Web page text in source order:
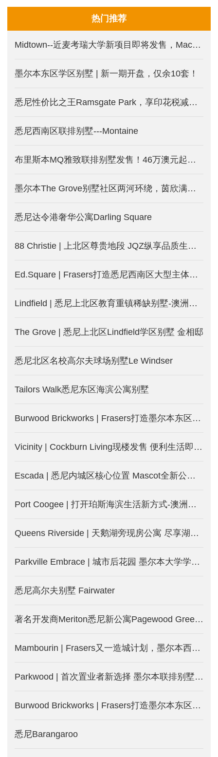
热门推荐
Midtown--近麦考瑞大学新项目即将发售，Macquarie Park 印花税减免新盘
墨尔本东区学区别墅 | 新一期开盘，仅余10套！
悉尼性价比之王Ramsgate Park，享印花税减免的三面环水公寓。
悉尼西南区联排别墅---Montaine
布里斯本MQ雅致联排别墅发售！46万澳元起受年轻中产热捧！
墨尔本The Grove别墅社区两河环绕，茵欣满载！全新规划，新一期别墅发售！
悉尼达令港奢华公寓Darling Square
88 Christie | 上北区尊贵地段 JQZ纵享品质生活-澳洲悉尼新楼盘发售中
Ed.Square | Frasers打造悉尼西南区大型主体规划社区
Lindfield | 悉尼上北区教育重镇稀缺别墅-澳洲悉尼新楼盘
The Grove | 悉尼上北区Lindfield学区别墅 金相邸
悉尼北区名校高尔夫球场别墅Le Windser
Tailors Walk悉尼东区海滨公寓别墅
Burwood Brickworks | Frasers打造墨尔本东区Burwood城中城-墨尔本新楼盘发售
Vicinity | Cockburn Living现楼发售 便利生活即日起-澳洲珀斯新楼盘
Escada | 悉尼内城区核心位置 Mascot全新公寓-澳洲悉尼新楼盘
Port Coogee | 打开珀斯海滨生活新方式-澳洲珀斯新楼盘
Queens Riverside | 天鹅湖旁现房公寓 尽享湖边度假式生活-澳洲珀斯新楼盘
Parkville Embrace | 城市后花园 墨尔本大学学区房 投资自住两相宜
悉尼高尔夫别墅 Fairwater
著名开发商Meriton悉尼新公寓Pagewood Green，2.5公里即达NSW大学
Mambourin | Frasers又一造城计划，墨尔本西区土地房屋套餐，等你来-墨尔本新房产出售
Parkwood | 首次置业者新选择 墨尔本联排别墅火热发售-墨尔本新楼盘
Burwood Brickworks | Frasers打造墨尔本东区Burwood城中城-墨尔本新楼盘发售
悉尼Barangaroo